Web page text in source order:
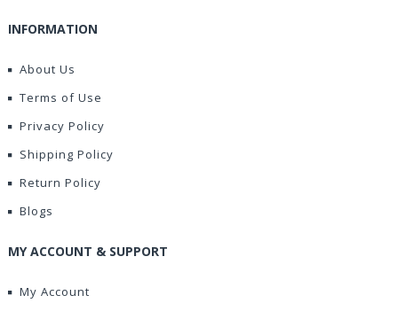
INFORMATION
About Us
Terms of Use
Privacy Policy
Shipping Policy
Return Policy
Blogs
MY ACCOUNT & SUPPORT
My Account